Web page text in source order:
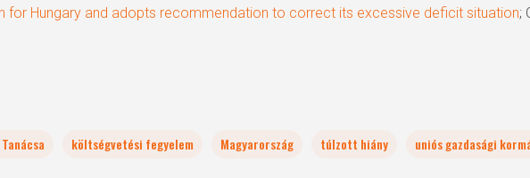
for Hungary and adopts recommendation to correct its excessive deficit situation;
költségvetési fegyelem Magyarország túlzott hiány uniós gazdasági